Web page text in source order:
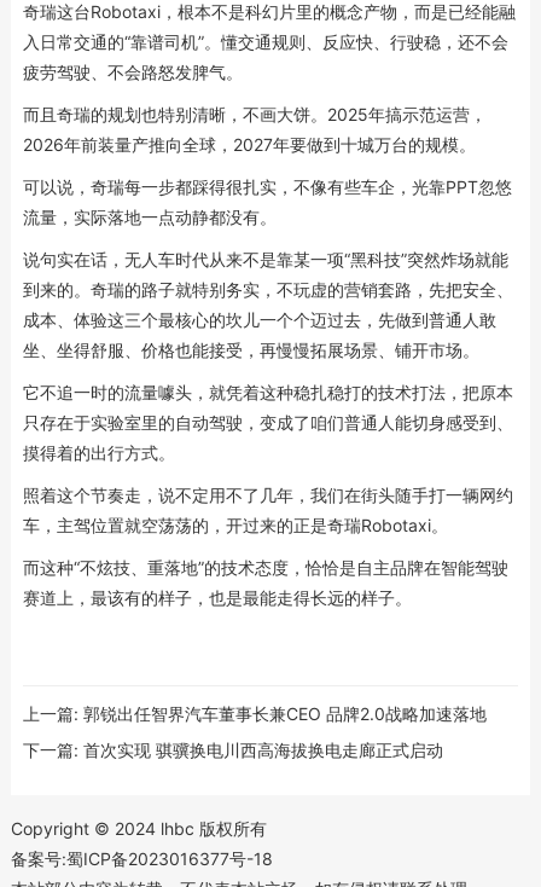
奇瑞这台Robotaxi，根本不是科幻片里的概念产物，而是已经能融
入日常交通的“靠谱司机”。懂交通规则、反应快、行驶稳，还不会
疲劳驾驶、不会路怒发脾气。
而且奇瑞的规划也特别清晰，不画大饼。2025年搞示范运营，
2026年前装量产推向全球，2027年要做到十城万台的规模。
可以说，奇瑞每一步都踩得很扎实，不像有些车企，光靠PPT忽悠
流量，实际落地一点动静都没有。
说句实在话，无人车时代从来不是靠某一项“黑科技”突然炸场就能
到来的。奇瑞的路子就特别务实，不玩虚的营销套路，先把安全、
成本、体验这三个最核心的坎儿一个个迈过去，先做到普通人敢
坐、坐得舒服、价格也能接受，再慢慢拓展场景、铺开市场。
它不追一时的流量噱头，就凭着这种稳扎稳打的技术打法，把原本
只存在于实验室里的自动驾驶，变成了咱们普通人能切身感受到、
摸得着的出行方式。
照着这个节奏走，说不定用不了几年，我们在街头随手打一辆网约
车，主驾位置就空荡荡的，开过来的正是奇瑞Robotaxi。
而这种“不炫技、重落地”的技术态度，恰恰是自主品牌在智能驾驶
赛道上，最该有的样子，也是最能走得长远的样子。
上一篇: 郭锐出任智界汽车董事长兼CEO 品牌2.0战略加速落地
下一篇: 首次实现 骐骥换电川西高海拔换电走廊正式启动
Copyright © 2024 lhbc 版权所有
备案号:蜀ICP备2023016377号-18